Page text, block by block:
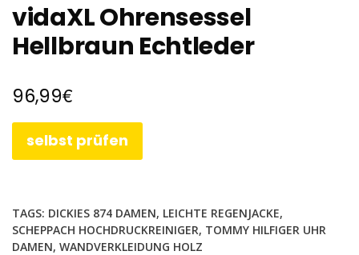
vidaXL Ohrensessel
Hellbraun Echtleder
96,99€
selbst prüfen
TAGS: DICKIES 874 DAMEN, LEICHTE REGENJACKE,
SCHEPPACH HOCHDRUCKREINIGER, TOMMY HILFIGER UHR
DAMEN, WANDVERKLEIDUNG HOLZ